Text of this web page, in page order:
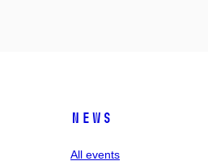
News
All events